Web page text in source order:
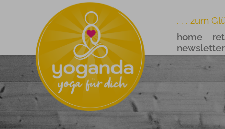
. . . zum
home
newsletter